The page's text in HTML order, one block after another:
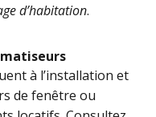
d’habitation.
à l’installation et
de fenêtre ou